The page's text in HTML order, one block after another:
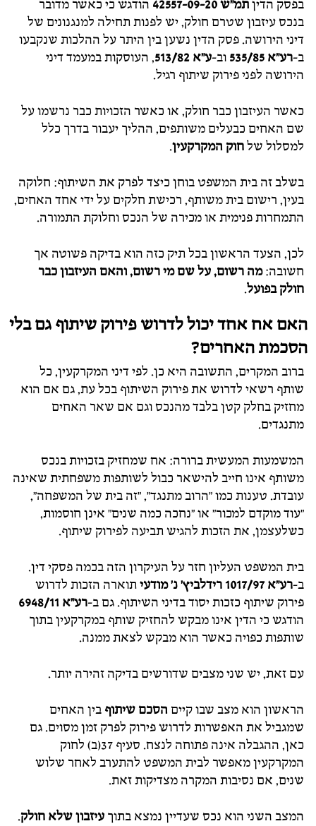
בפסק הדיןתמ"ש 42557-09-20
הודגש כי כאשר מדובר
בנכס עיזבון שטרם חולק, יש לפנות תחילה למנגנונים של
דיני הירושה. פסק הדין נשען בין היתר על ההלכות שנקבעו
ב-רע"א 535/85 וב-ע"א 513/82
, העוסקות במעמד דיני
הירושה לפני פירוק שיתוף רגיל.
כאשר העיזבון כבר חולק, או כאשר הזכויות כבר נרשמו על
שם האחים כבעלים משותפים, ההליך יעבור בדרך כלל
למסלול שלחוק המקרקעין.
בשלב זה בית המשפט בוחן כיצד לפרק את השיתוף: חלוקה
בעין, רישום בית משותף, רכישת חלקים על ידי אחד האחים,
התמחרות פנימית או מכירה של הנכס וחלוקת התמורה.
לכן, הצעד הראשון בכל תיק כזה הוא בדיקה פשוטה אך
חשובה:מה רשום, על שם מי רשום, והאם העיזבון כבר
חולק בפועל.
האם אח אחד יכול לדרוש פירוק שיתוף גם בלי
הסכמת האחרים?
ברוב המקרים, התשובה היא כן. לפי דיני המקרקעין, כל
שותף רשאי לדרוש את פירוק השיתוף בכל עת, גם אם הוא
מחזיק בחלק קטן בלבד מהנכס וגם אם שאר האחים
מתנגדים.
המשמעות המעשית ברורה: אח שמחזיק בזכויות בנכס
משותף אינו חייב להישאר כבול לשותפות משפחתית שאינה
עובדת. טענות כמו "הרוב מתנגד", "זה בית של המשפחה",
"עוד מוקדם למכור" או "נחכה כמה שנים" אינן חוסמות,
כשלעצמן, את הזכות להגיש תביעה לפירוק שיתוף.
בית המשפט העליון חזר על העיקרון הזה בכמה פסקי דין.
ב-רע"א 1017/97 רידלביץ' נ' מודעי
תוארה הזכות לדרוש
פירוק שיתוף כזכות יסוד בדיני השיתוף. גם ב-רע"א 6948/11
הודגש כי הדין אינו מבקש להחזיק שותף במקרקעין בתוך
שותפות כפויה כאשר הוא מבקש לצאת ממנה.
עם זאת, יש שני מצבים שדורשים בדיקה זהירה יותר.
הראשון הוא מצב שבו קיים הסכם שיתוף בין האחים
שמגביל את האפשרות לדרוש פירוק לפרק זמן מסוים. גם
כאן, ההגבלה אינה פתוחה לנצח. סעיף 37(ב) לחוק
המקרקעין מאפשר לבית המשפט להתערב לאחר שלוש
שנים, אם נסיבות המקרה מצדיקות זאת.
המצב השני הוא נכס שעדיין נמצא בתוך עיזבון שלא חולק.